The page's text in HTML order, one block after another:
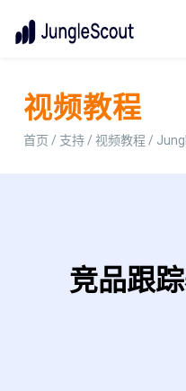
视频教程
首页 / 支持 / 视频教程 /
竞品跟